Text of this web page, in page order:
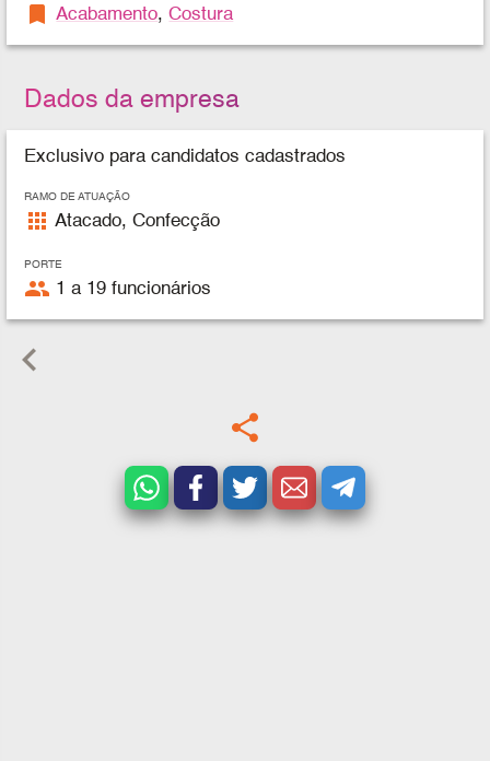
bookmark Acabamento,Costura
Dados da empresa
Exclusivo para candidatos cadastrados
RAMO DE ATUAÇÃO
apps Atacado, Confecção
PORTE
people 1 a 19 funcionários
keyboard_arrow_left
share